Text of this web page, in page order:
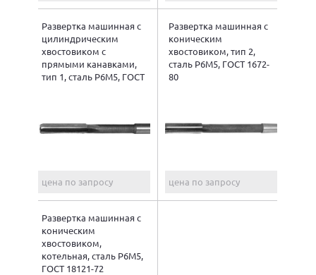
Развертка машинная с
цилиндрическим
хвостовиком с
прямыми канавками,
тип 1, сталь Р6М5, ГОСТ
цена по запросу
Развертка машинная с
коническим
хвостовиком, тип 2,
сталь Р6М5, ГОСТ 1672-
80
цена по запросу
Развертка машинная с
коническим
хвостовиком,
котельная, сталь Р6М5,
ГОСТ 18121-72